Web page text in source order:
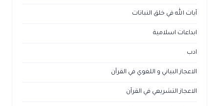
آيات الله في خلق النباتات
ابداعات اسلامية
ادب
الاعجاز البياني و اللغوي في القرآن
الاعجاز التشريعي في القرآن